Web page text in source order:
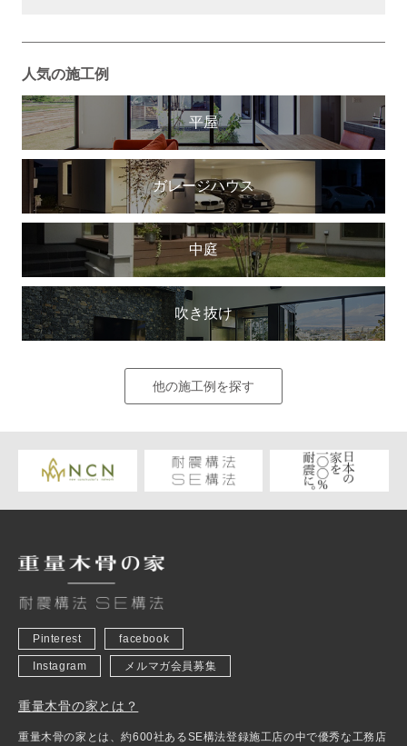
人気の施工例
平屋
ガレージハウス
中庭
吹き抜け
他の施工例を探す
Pinterest facebook
Instagram メルマガ会員募集
重量木骨の家とは？
重量木骨の家とは、約600社あるSE構法登録施工店の中で優秀な工務店